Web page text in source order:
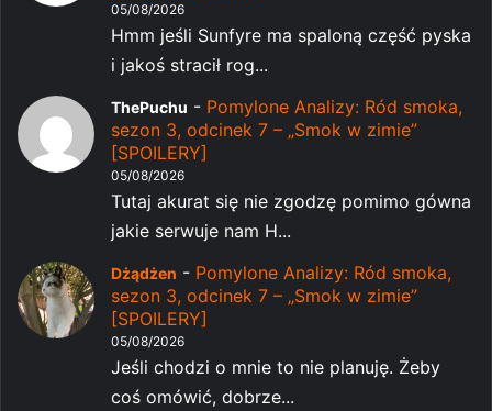
05/08/2026
Hmm jeśli Sunfyre ma spaloną część pyska
i jakoś stracił rog...
ThePuchu - Pomylone Analizy: Ród smoka,
sezon 3, odcinek 7 – „Smok w zimie”
[SPOILERY]
05/08/2026
Tutaj akurat się nie zgodzę pomimo gówna
jakie serwuje nam H...
Dżądżen - Pomylone Analizy: Ród smoka,
sezon 3, odcinek 7 – „Smok w zimie”
[SPOILERY]
05/08/2026
Jeśli chodzi o mnie to nie planuję. Żeby
coś omówić, dobrze...